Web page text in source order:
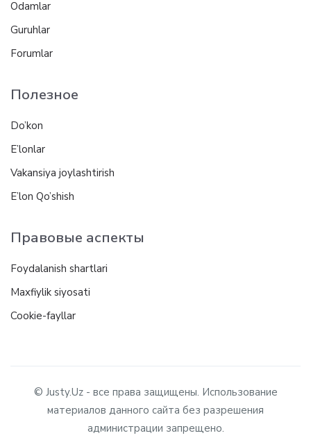
Odamlar
Guruhlar
Forumlar
Полезное
Do’kon
E’lonlar
Vakansiya joylashtirish
E’lon Qo’shish
Правовые аспекты
Foydalanish shartlari
Maxfiylik siyosati
Cookie-fayllar
© Justy.Uz - все права защищены. Использование
материалов данного сайта без разрешения
администрации запрещено.